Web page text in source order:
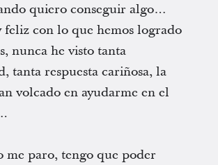
quiero conseguir algo…
feliz con lo que hemos logrado
nunca he visto tanta
tanta respuesta cariñosa, la
volcado en ayudarme en el
me paro, tengo que poder